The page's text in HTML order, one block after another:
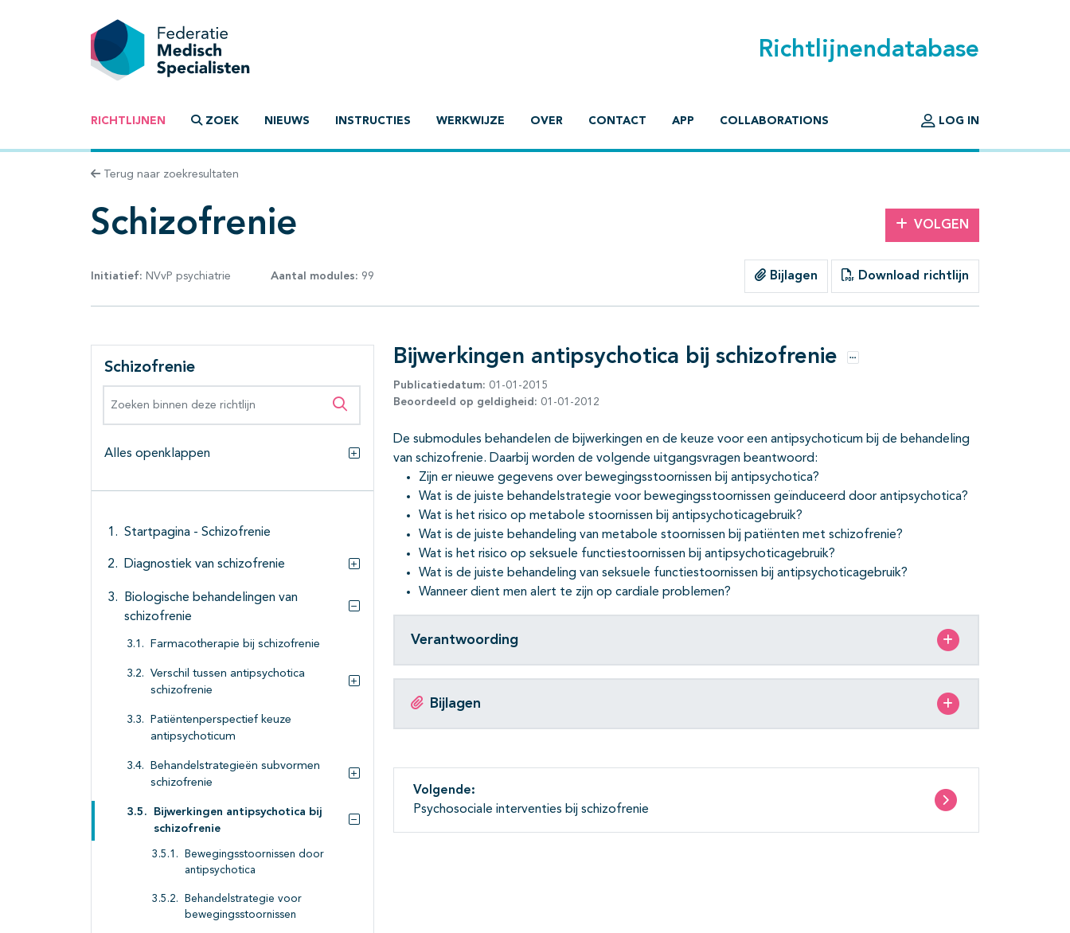
Richtlijnendatabase
RICHTLIJNEN ZOEK NIEUWS INSTRUCTIES WERKWIJZE OVER CONTACT APP COLLABORATIONS LOG IN
Terug naar zoekresultaten
Schizofrenie VOLGEN
Initiatief: NVvP psychiatrie Aantal modules: 99 Bijlagen Download richtlijn
Schizofrenie
Zoeken binnen deze richtlijn
Alles openklappen
Alles openklappen
Startpagina - Schizofrenie
Diagnostiek van schizofrenie
Subpagina's open- en dichtklappen
Biologische behandelingen van
schizofrenie
Farmacotherapie bij schizofrenie
Verschil tussen antipsychotica
schizofrenie
Subpagina's open- en dichtklappen
Patiëntenperspectief keuze
antipsychoticum
Behandelstrategieën subvormen
schizofrenie
Subpagina's open- en dichtklappen
Bijwerkingen antipsychotica bij
schizofrenie
Bewegingsstoornissen door
antipsychotica
Behandelstrategie voor
bewegingsstoornissen
Bijwerkingen antipsychotica bij schizofrenie Opties
Publicatiedatum: 01-01-2015
Beoordeeld op geldigheid: 01-01-2012
De submodules behandelen de bijwerkingen en de keuze voor een antipsychoticum bij de behandeling
van schizofrenie. Daarbij worden de volgende uitgangsvragen beantwoord:
Zijn er nieuwe gegevens over bewegingsstoornissen bij antipsychotica?
Wat is de juiste behandelstrategie voor bewegingsstoornissen geïnduceerd door antipsychotica?
Wat is het risico op metabole stoornissen bij antipsychoticagebruik?
Wat is de juiste behandeling van metabole stoornissen bij patiënten met schizofrenie?
Wat is het risico op seksuele functiestoornissen bij antipsychoticagebruik?
Wat is de juiste behandeling van seksuele functiestoornissen bij antipsychoticagebruik?
Wanneer dient men alert te zijn op cardiale problemen?
Verantwoording
Bijlagen
Volgende:
Psychosociale interventies bij schizofrenie